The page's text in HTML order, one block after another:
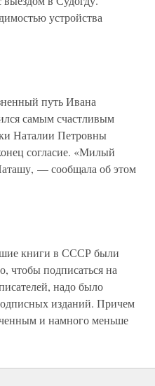
устройства
путь Ивана
самым счастливым
Наталии Петровны
согласие. «Милый
— сообщала об этом
книги в СССР были
чтобы подписаться на
надо было
изданий. Причем
и намного меньше